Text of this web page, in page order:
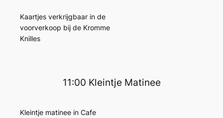
Kaartjes verkrijgbaar in de
voorverkoop bij de Kromme
Knilles
11:00 Kleintje Matinee
Kleintje matinee in Cafe